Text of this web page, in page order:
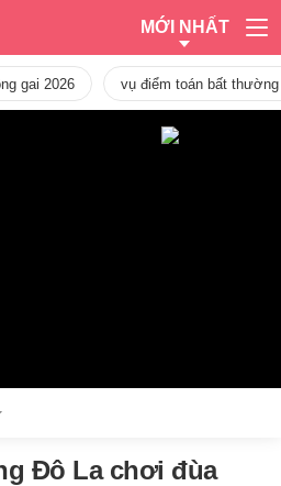
MỚI NHẤT
gai 2026 vụ điểm toán bất
Đô La chơi đùa